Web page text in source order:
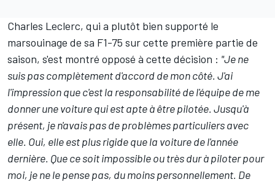
Charles Leclerc, qui a plutôt bien supporté le
marsouinage de sa F1-75 sur cette première partie de
saison, s'est montré opposé à cette décision : "Je ne
suis pas complètement d'accord de mon côté. J'ai
l'impression que c'est la responsabilité de l'équipe de me
donner une voiture qui est apte à être pilotée. Jusqu'à
présent, je n'avais pas de problèmes particuliers avec
elle. Oui, elle est plus rigide que la voiture de l'année
dernière. Que ce soit impossible ou très dur à piloter pour
moi, je ne le pense pas, du moins personnellement. De